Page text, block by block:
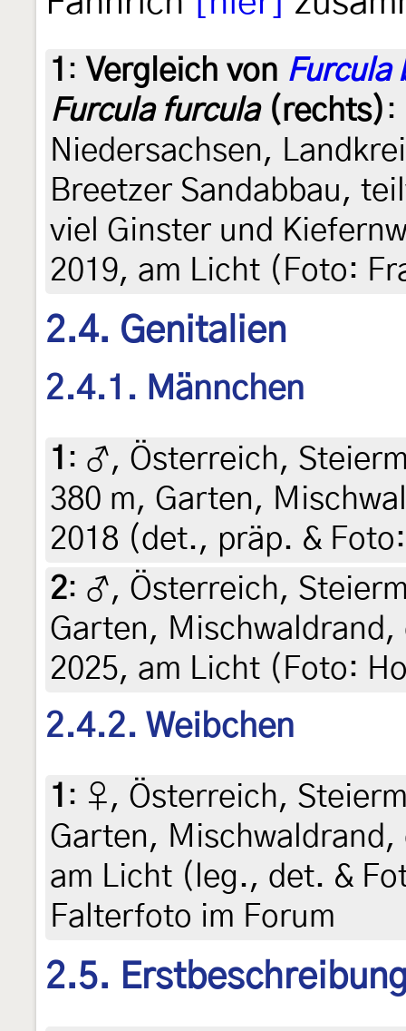
1 : Vergleich von Furcula
Furcula furcula(rechts) :
Niedersachsen,
Breetzer Sandabbau,
viel Ginster und
2019, am Licht (Foto:
2.4. Genitalien
2.4.1. Männchen
1 : ♂, Österreich,
380 m, Garten,
2018 (det., präp. &
2: ♂, Österreich,
Garten, Mischwaldrand,
2025, am Licht (Foto:
2.4.2. Weibchen
1 : ♀, Österreich,
Garten,
am Licht (leg., det. &
Falterfoto im Forum
2.5.